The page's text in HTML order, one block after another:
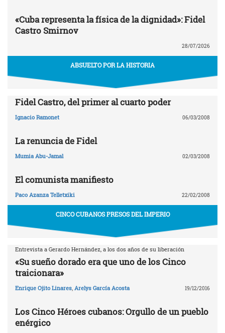
«Cuba representa la física de la dignidad»: Fidel
Castro Smirnov
28/07/2026
ABSUELTO POR LA HISTORIA
Fidel Castro, del primer al cuarto poder
Ignacio Ramonet 06/03/2008
La renuncia de Fidel
Mumia Abu-Jamal 02/03/2008
El comunista manifiesto
Paco Azanza Telletxiki 22/02/2008
CINCO CUBANOS PRESOS DEL IMPERIO
Entrevista a Gerardo Hernández, a los dos años de su liberación
«Su sueño dorado era que uno de los Cinco
traicionara»
Enrique Ojito Linares, Arelys García Acosta 19/12/2016
Los Cinco Héroes cubanos: Orgullo de un pueblo
enérgico